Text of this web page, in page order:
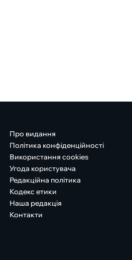
Про видання
Політика конфіденційності
Використання cookies
Угода користувача
Редакційна політика
Кодекс етики
Наша редакція
Контакти